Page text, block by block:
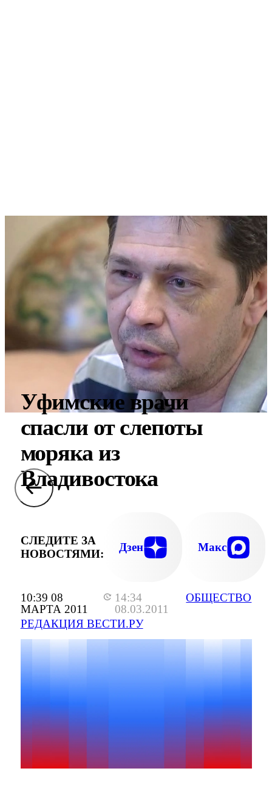
10:39 08
МАРТА 2011
14:34
08.03.2011
РЕДАКЦИЯ ВЕСТИ.РУ
ОБЩЕСТВО
Уфимские врачи
спасли от слепоты
моряка из
Владивостока
СЛЕДИТЕ ЗА
НОВОСТЯМИ:
Дзен Макс